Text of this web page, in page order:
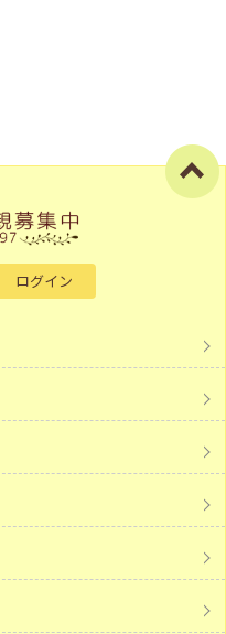
ログイン